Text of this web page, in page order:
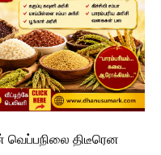
வெப்பநிலை திடீரென